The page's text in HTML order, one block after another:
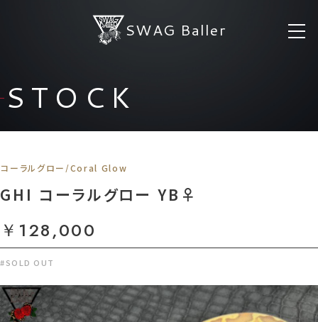
SWAG Baller
STOCK
コーラルグロー/Coral Glow
GHI コーラルグロー YB♀
￥128,000
#SOLD OUT